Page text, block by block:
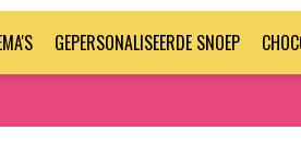
GEPERSONALISEERDE SNOEP